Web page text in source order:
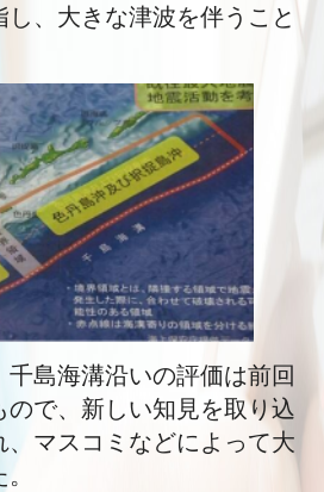
、大きな津波を伴うこと
島海溝沿いの評価は前回
ので、新しい知見を取り込
、マスコミなどによって大